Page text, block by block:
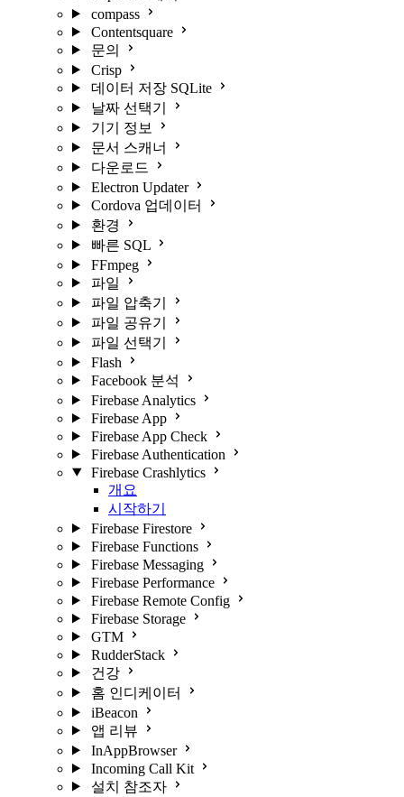
compass
Contentsquare
문의
Crisp
데이터 저장 SQLite
날짜 선택기
기기 정보
문서 스캐너
다운로드
Electron Updater
Cordova 업데이터
환경
빠른 SQL
FFmpeg
파일
파일 압축기
파일 공유기
파일 선택기
Flash
Facebook 분석
Firebase Analytics
Firebase App
Firebase App Check
Firebase Authentication
Firebase Crashlytics
개요
시작하기
Firebase Firestore
Firebase Functions
Firebase Messaging
Firebase Performance
Firebase Remote Config
Firebase Storage
GTM
RudderStack
건강
홈 인디케이터
iBeacon
앱 리뷰
InAppBrowser
Incoming Call Kit
설치 참조자